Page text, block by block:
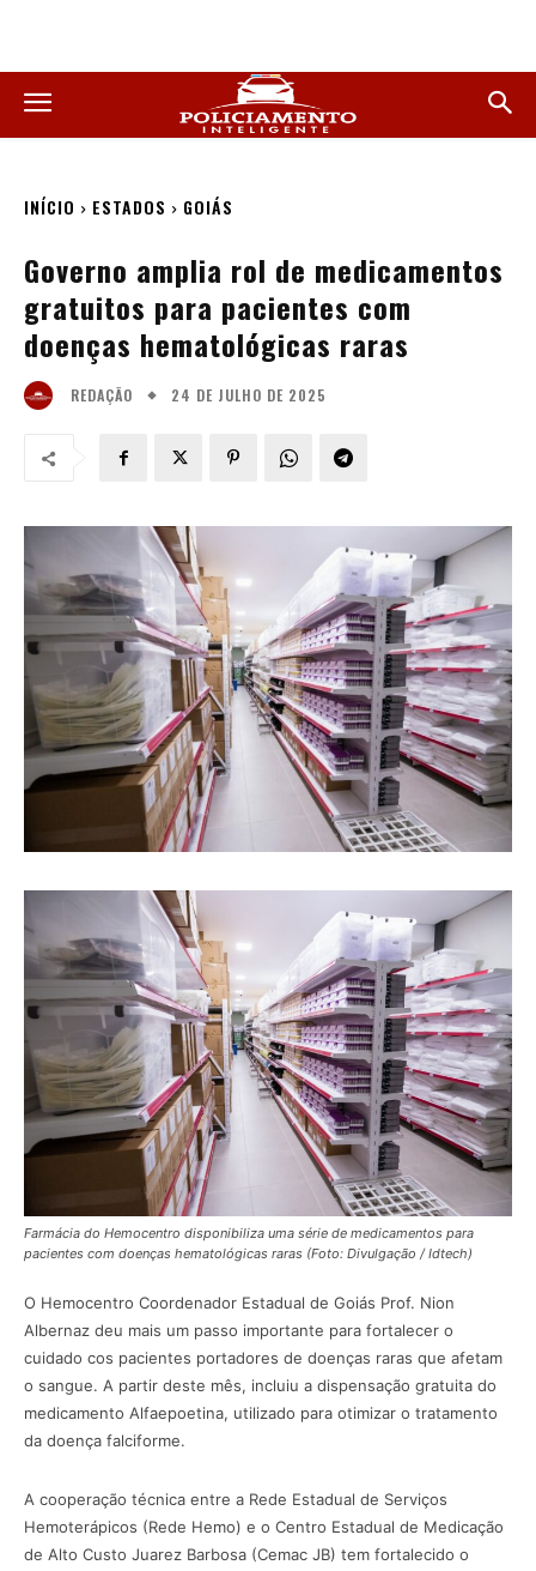
INÍCIO ESTADOS GOIÁS
Governo amplia rol de medicamentos
gratuitos para pacientes com
doenças hematológicas raras
REDAÇÃO 24 DE JULHO DE 2025
Farmácia do Hemocentro disponibiliza uma série de medicamentos para
pacientes com doenças hematológicas raras (Foto: Divulgação / Idtech)
O Hemocentro Coordenador Estadual de Goiás Prof. Nion
Albernaz deu mais um passo importante para fortalecer o
cuidado cos pacientes portadores de doenças raras que afetam
o sangue. A partir deste mês, incluiu a dispensação gratuita do
medicamento Alfaepoetina, utilizado para otimizar o tratamento
da doença falciforme.
A cooperação técnica entre a Rede Estadual de Serviços
Hemoterápicos (Rede Hemo) e o Centro Estadual de Medicação
de Alto Custo Juarez Barbosa (Cemac JB) tem fortalecido o